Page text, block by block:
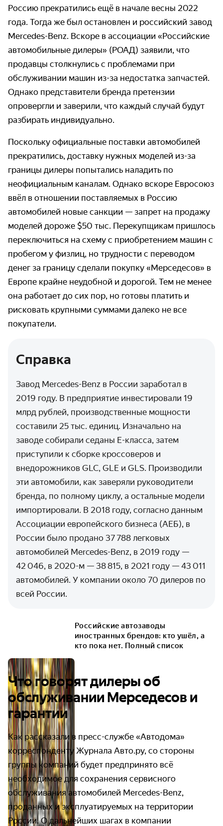
Россию прекратились ещё в начале весны 2022
года. Тогда же был остановлен и российский завод
Mercedes-Benz. Вскоре в ассоциации «Российские
автомобильные дилеры» (РОАД) заявили, что
продавцы столкнулись с проблемами при
обслуживании машин из-за недостатка запчастей.
Однако представители бренда претензии
опровергли и заверили, что каждый случай будут
разбирать индивидуально.
Поскольку официальные поставки автомобилей
прекратились, доставку нужных моделей из-за
границы дилеры попытались наладить по
неофициальным каналам. Однако вскоре Евросоюз
ввёл в отношении поставляемых в Россию
автомобилей новые санкции — запрет на продажу
моделей дороже $50 тыс. Перекупщикам пришлось
переключиться на схему с приобретением машин с
пробегом у физлиц, но трудности с переводом
денег за границу сделали покупку «Мерседесов» в
Европе крайне неудобной и дорогой. Тем не менее
она работает до сих пор, но готовы платить и
рисковать крупными суммами далеко не все
покупатели.
Справка
Завод Mercedes-Benz в России заработал в
2019 году. B предприятие инвестировали 19
млрд рублей, производственные мощности
составили 25 тыс. единиц. Изначально на
заводе собирали седаны E-класса, затем
приступили к сборке кроссоверов и
внедорожников GLC, GLE и GLS. Производили
эти автомобили, как заверяли руководители
бренда, по полному циклу, а остальные модели
импортировали. В 2018 году, согласно данным
Ассоциации европейского бизнеса (АЕБ), в
России было продано 37 788 легковых
автомобилей Mercedes-Benz, в 2019 году —
42 046, в 2020-м — 38 815, в 2021 году — 43 011
автомобилей. У компании около 70 дилеров по
всей России.
Российские автозаводы
иностранных брендов: кто ушёл, а
кто пока нет. Полный список
Что говорят дилеры об
обслуживании Мерседесов и
гарантии
Как рассказали в пресс-службе «Автодома»
корреспонденту Журнала Авто.ру, со стороны
группы компаний будет предпринято всё
необходимое для сохранения сервисного
обслуживания автомобилей Mercedes-Benz,
проданных и эксплуатируемых на территории
России. О дальнейших шагах в компании